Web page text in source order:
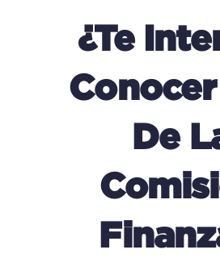
¿Te
De